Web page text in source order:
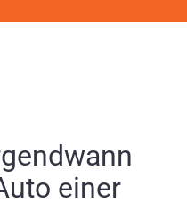
einer